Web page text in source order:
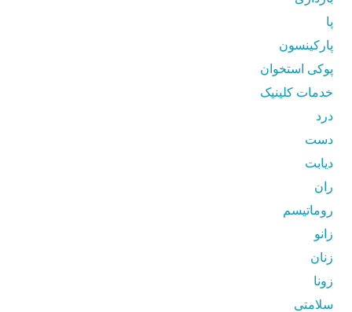
پا
پارکینسون
پوکی استخوان
خدمات کلینیک
درد
دست
دیابت
ران
روماتیسم
زانو
زنان
زونا
سلامتی